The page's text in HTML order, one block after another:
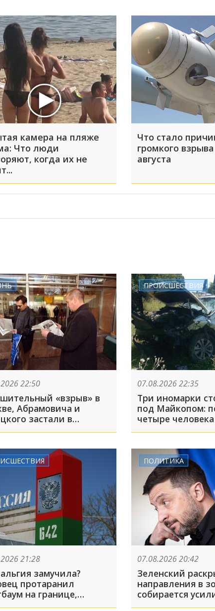
камера на пляже
Что люди
когда их не
Что стало
громкого
августа
22:50
«взрыв» в
Абрамовича и
застали в
парке
ПРОИСШЕСТВИЯ
07.08.2026 22:35
Три иномарки
под Майкопом:
четыре человека
21:28
замучила?
протаранил
на границе,
в Россию и вернулся
ПОЛИТИКА
07.08.2026 20:42
Зеленский
направления в
собирается